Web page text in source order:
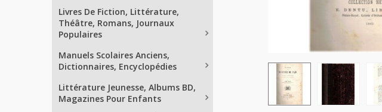
Livres De Fiction, Littérature,
Théâtre, Romans, Journaux
Populaires
Manuels Scolaires Anciens,
Dictionnaires, Encyclopédies
Littérature Jeunesse, Albums BD,
Magazines Pour Enfants